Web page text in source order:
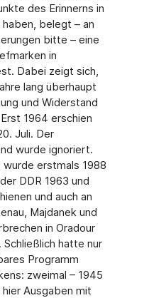
des Erinnerns in
belegt – an
bitte – eine
in
Dabei zeigt sich,
lang überhaupt
und Widerstand
1964 erschien
Juli. Der
wurde ignoriert.
erstmals 1988
DDR 1963 und
und auch an
Majdanek und
in Oradour
hatte nur
Programm
zweimal – 1945
Ausgaben mit